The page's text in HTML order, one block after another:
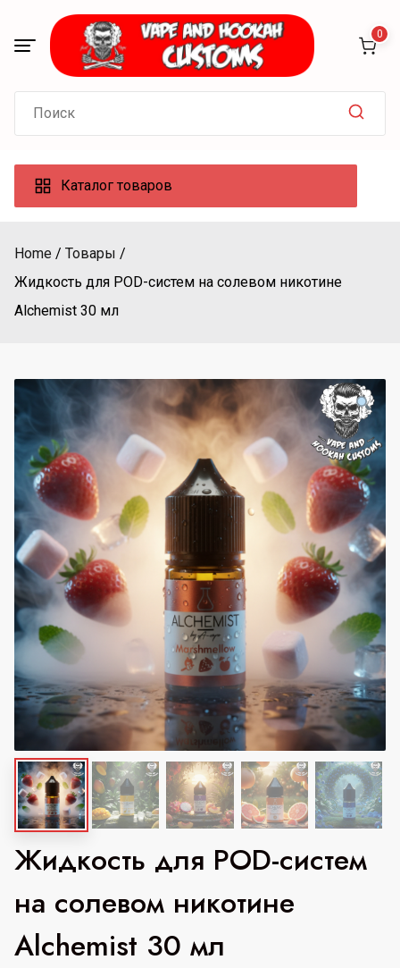
content
0
for:
Каталог товаров
Home
Товары
Жидкость для POD-систем на солевом никотине
Alchemist 30 мл
Жидкость для POD-систем
на солевом никотине
Alchemist 30 мл